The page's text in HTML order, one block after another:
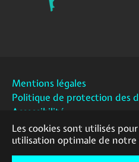
Les cookies sont utilisés
utilisation optimale de
Mentions légales
Politique de protection des
Accessibilité
Contact
Plan du site